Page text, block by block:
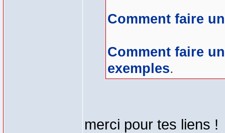
Comment faire
Comment faire
exemples.
merci pour tes liens !